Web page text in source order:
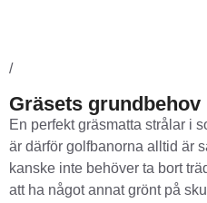
/
Gräsets grundbehov
En perfekt gräsmatta strålar i
är därför golfbanorna alltid är
kanske inte behöver ta bort
att ha något annat grönt på